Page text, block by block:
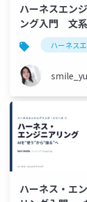
ハーネスエン
ング入門 文
２ 2026/06/
ハーネス
ハーネス・エ